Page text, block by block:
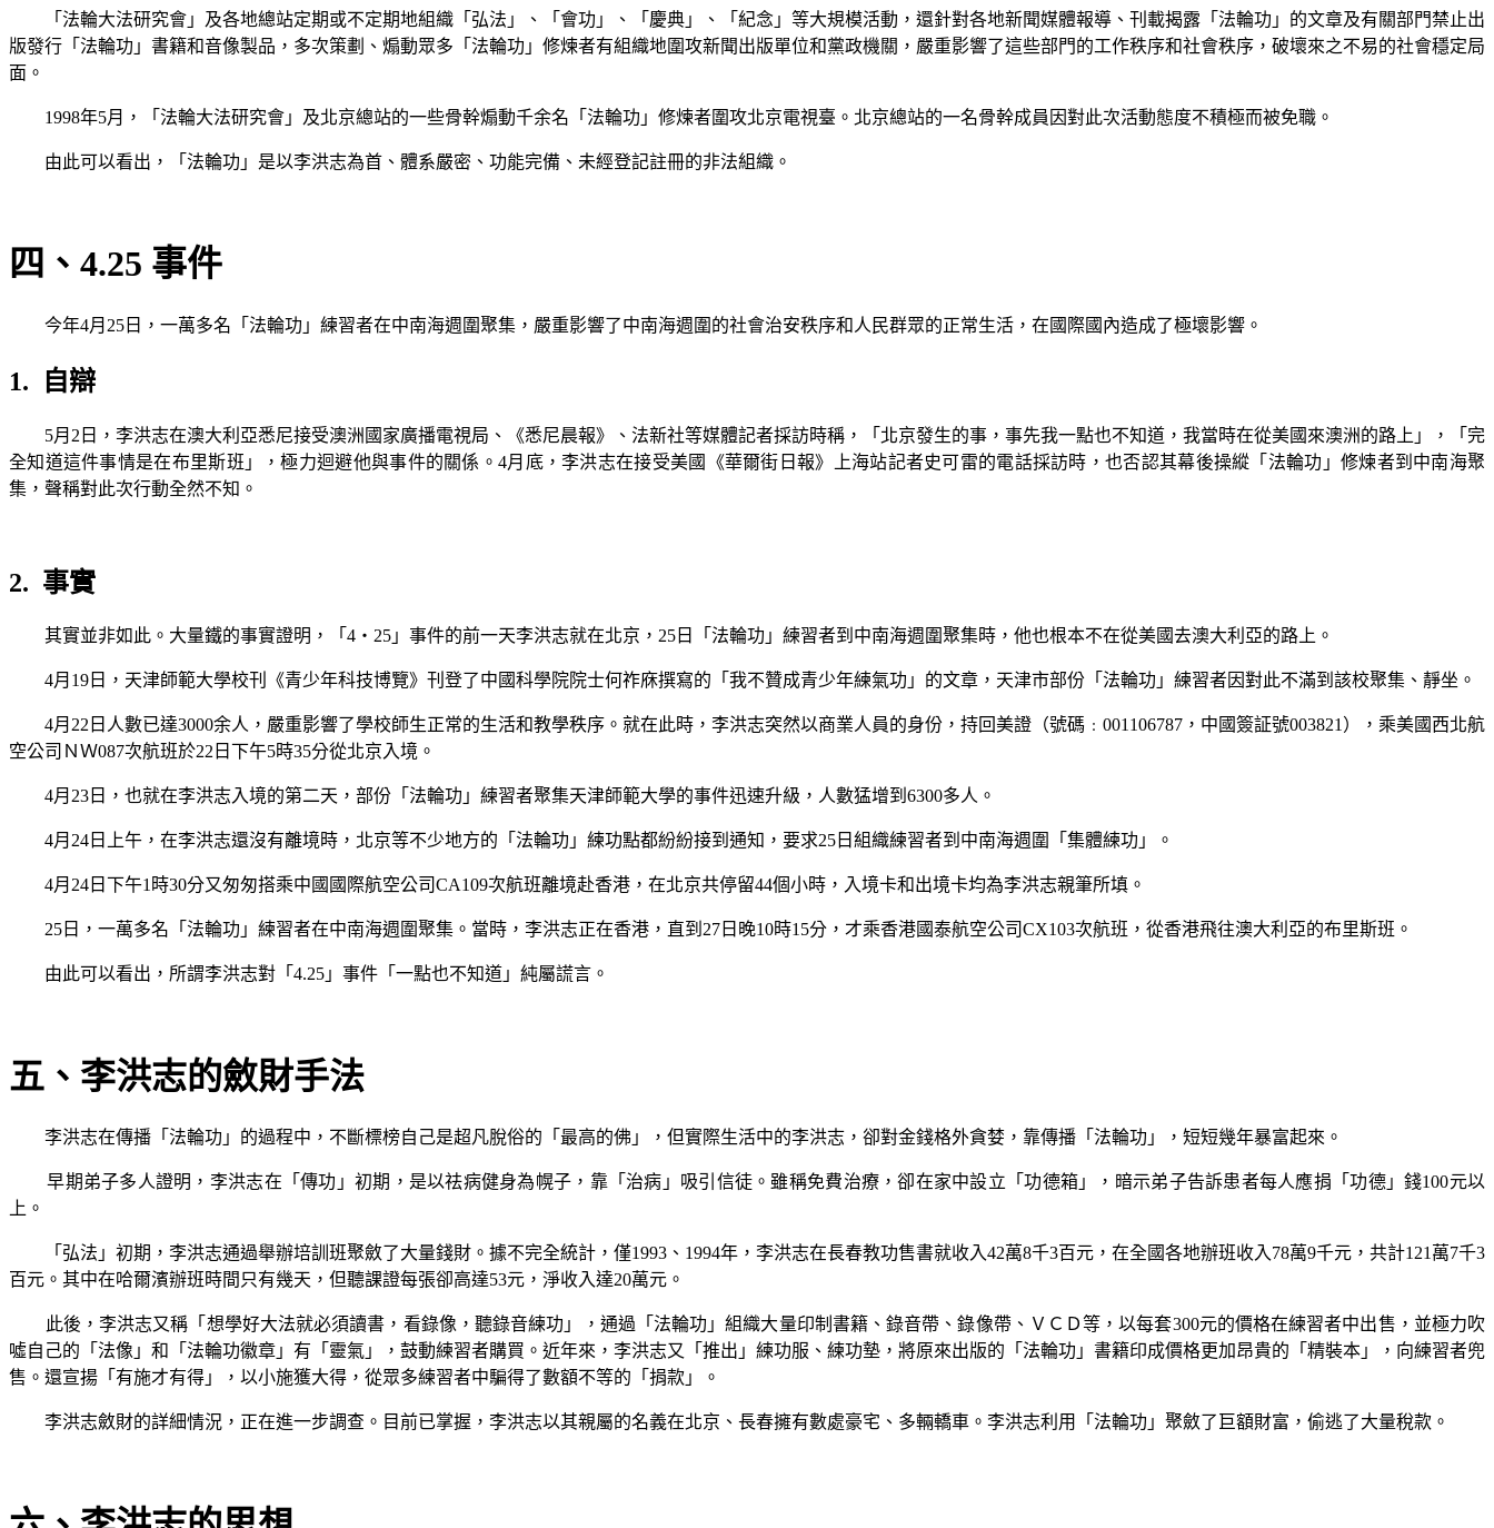
「法輪大法研究會」及各地總站定期或不定期地組織「弘法」、「會功」、「慶典」、「紀念」等大規模活動，還針對各地新聞媒體報導、刊載揭露「法輪功」的文章及有關部門禁止出
版發行「法輪功」書籍和音像製品，多次策劃、煽動眾多「法輪功」修煉者有組織地圍攻新聞出版單位和黨政機關，嚴重影響了這些部門的工作秩序和社會秩序，破壞來之不易的社會穩定局
面。
1998年5月，「法輪大法研究會」及北京總站的一些骨幹煽動千余名「法輪功」修煉者圍攻北京電視臺。北京總站的一名骨幹成員因對此次活動態度不積極而被免職。
由此可以看出，「法輪功」是以李洪志為首、體系嚴密、功能完備、未經登記註冊的非法組織。
四、 4.25 事件
今年4月 25 日，一萬多名「法輪功」練習者在中南海週圍聚集，嚴重影響了中南海週圍的社會治安秩序和人民群眾的正常生活，在國際國內造成了極壞影響。
1. 自辯
5月 2 日，李洪志在澳大利亞悉尼接受澳洲國家廣播電視局、《悉尼晨報》、法新社等媒體記者採訪時稱，「北京發生的事，事先我一點也不知道，我當時在從美國來澳洲的路上」，「完
全知道這件事情是在布里斯班」，極力迴避他與事件的關係。 4月底，李洪志在接受美國《華爾街日報》上海站記者史可雷的電話採訪時，也否認其幕後操縱「法輪功」修煉者到中南海聚
集，聲稱對此次行動全然不知。
2. 事實
其實並非如此。大量鐵的事實證明，「 4 ‧ 25 」事件的前一天李洪志就在北京， 25 日「法輪功」練習者到中南海週圍聚集時，他也根本不在從美國去澳大利亞的路上。
4月 19 日，天津師範大學校刊《青少年科技博覽》刊登了中國科學院院士何祚庥撰寫的「我不贊成青少年練氣功」的文章，天津市部份「法輪功」練習者因對此不滿到該校聚集、靜坐。
4月 22 日人數已達3000余人，嚴重影響了學校師生正常的生活和教學秩序。就在此時，李洪志突然以商業人員的身份，持回美證（號碼﹕ 001106787 ，中國簽証號003821），乘美國西北航
空公司ＮＷ087次航班於22 日下午5時35分從北京入境。
4月 23 日，也就在李洪志入境的第二天，部份「法輪功」練習者聚集天津師範大學的事件迅速升級，人數猛增到 6300多人。
4月 24 日上午，在李洪志還沒有離境時，北京等不少地方的「法輪功」練功點都紛紛接到通知，要求25 日組織練習者到中南海週圍「集體練功」。
4月 24 日下午1時30分又匆匆搭乘中國國際航空公司 CA109次航班離境赴香港，在北京共停留44個小時，入境卡和出境卡均為李洪志親筆所填。
25 日，一萬多名「法輪功」練習者在中南海週圍聚集。當時，李洪志正在香港，直到 27 日晚10時15分，才乘香港國泰航空公司 CX103次航班，從香港飛往澳大利亞的布里斯班。
由此可以看出，所謂李洪志對「 4.25 」事件「一點也不知道」純屬謊言。
五、李洪志的斂財手法
李洪志在傳播「法輪功」的過程中，不斷標榜自己是超凡脫俗的「最高的佛」，但實際生活中的李洪志，卻對金錢格外貪婪，靠傳播「法輪功」，短短幾年暴富起來。
早期弟子多人證明，李洪志在「傳功」初期，是以祛病健身為幌子，靠「治病」吸引信徒。雖稱免費治療，卻在家中設立「功德箱」，暗示弟子告訴患者每人應捐「功德」錢100元以
上。
「弘法」初期，李洪志通過舉辦培訓班聚斂了大量錢財。據不完全統計，僅1993 、 1994年，李洪志在長春教功售書就收入42萬8千3百元，在全國各地辦班收入 78萬9千元，共計121 萬7千3
百元。其中在哈爾濱辦班時間只有幾天，但聽課證每張卻高達53元，淨收入達20萬元。
此後，李洪志又稱「想學好大法就必須讀書，看錄像，聽錄音練功」，通過「法輪功」組織大量印制書籍、錄音帶、錄像帶、ＶＣＤ等，以每套300元的價格在練習者中出售，並極力吹
噓自己的「法像」和「法輪功徽章」有「靈氣」，鼓動練習者購買。近年來，李洪志又「推出」練功服、練功墊，將原來出版的「法輪功」書籍印成價格更加昂貴的「精裝本」，向練習者兜
售。還宣揚「有施才有得」，以小施獲大得，從眾多練習者中騙得了數額不等的「捐款」。
李洪志斂財的詳細情況，正在進一步調查。目前已掌握，李洪志以其親屬的名義在北京、長春擁有數處豪宅、多輛轎車。李洪志利用「法輪功」聚斂了巨額財富，偷逃了大量稅款。